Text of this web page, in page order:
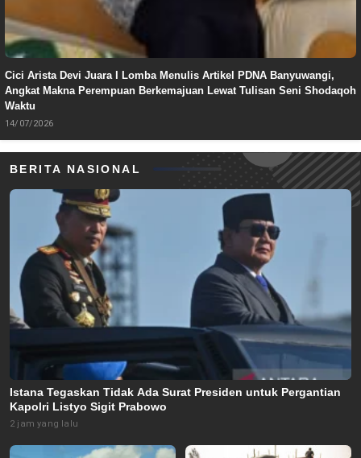
Cici Arista Devi Juara I Lomba Menulis Artikel PDNA Banyuwangi,
Angkat Makna Perempuan Berkemajuan Lewat Tulisan Seni Shodaqoh
Waktu
14/07/2026
BERITA NASIONAL
Istana Tegaskan Tidak Ada Surat Presiden untuk Pergantian
Kapolri Listyo Sigit Prabowo
2 jam yang lalu